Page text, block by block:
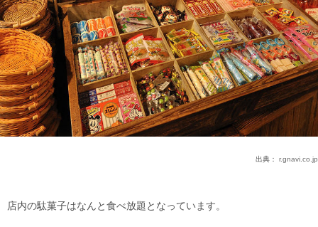
出典： r.gnavi.co.jp
店内の駄菓子はなんと食べ放題となっています。